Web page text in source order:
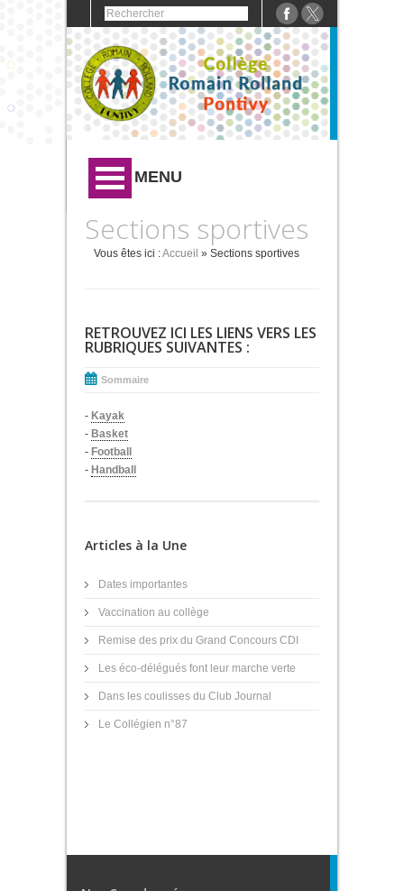
MENU
Sections sportives
Vous êtes ici :Accueil » Sections sportives
RETROUVEZ ICI LES LIENS VERS LES
RUBRIQUES SUIVANTES :
Sommaire
- Kayak
- Basket
- Football
- Handball
Articles à la Une
Dates importantes
Vaccination au collège
Remise des prix du Grand Concours CDI
Les éco-délégués font leur marche verte
Dans les coulisses du Club Journal
Le Collégien n°87